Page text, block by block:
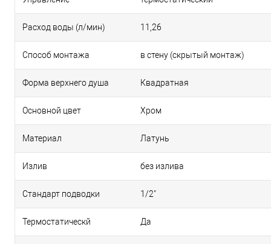
Расход воды (л/мин) 11,26
Способ монтажа в стену (скрытый монтаж)
Форма верхнего душа Квадратная
Основной цвет Хром
Материал Латунь
Излив без излива
Стандарт подводки 1/2"
Термостатическй Да